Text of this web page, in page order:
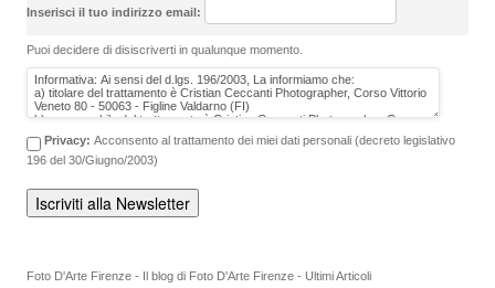
Inserisci il tuo indirizzo email:
Puoi decidere di disiscriverti in qualunque momento.
Privacy: Acconsento al trattamento dei miei dati personali (decreto legislativo
196 del 30/Giugno/2003)
Foto D'Arte Firenze - Il blog di Foto D'Arte Firenze - Ultimi Articoli